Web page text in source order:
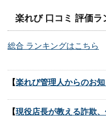
楽れび 口コミ 評価ラ
総合 ランキングはこちら
【楽れび管理人からのお
【現役店長が教える詐欺